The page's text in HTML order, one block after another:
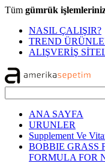
Tüm gümrük
NASIL ÇALIŞIR?
TREND
ALIŞVERİŞ
ANA SAYFA
URUNLER
Supplement Ve
BOBBIE GRASS
FORMULA FOR